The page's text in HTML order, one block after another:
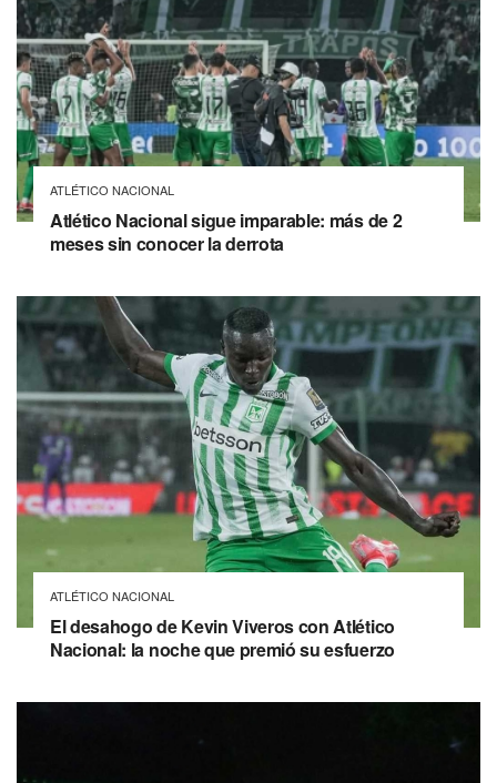
ATLÉTICO NACIONAL
Atlético Nacional sigue imparable: más de 2
meses sin conocer la derrota
ATLÉTICO NACIONAL
El desahogo de Kevin Viveros con Atlético
Nacional: la noche que premió su esfuerzo